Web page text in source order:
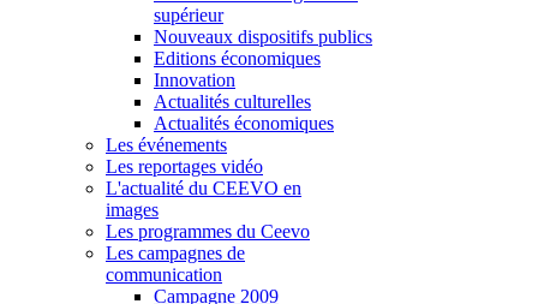
supérieur
Nouveaux dispositifs publics
Editions économiques
Innovation
Actualités culturelles
Actualités économiques
Les événements
Les reportages vidéo
L'actualité du CEEVO en
images
Les programmes du Ceevo
Les campagnes de
communication
Campagne 2009